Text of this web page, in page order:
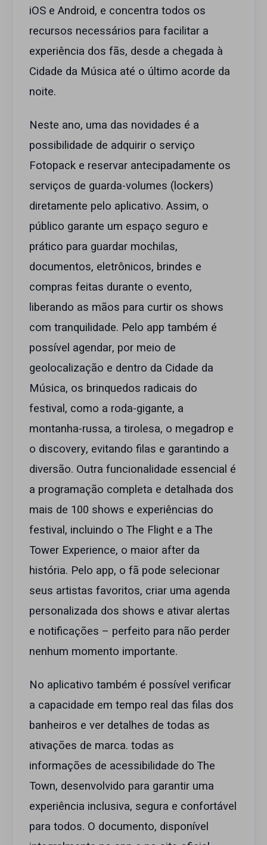
iOS e Android, e concentra todos os
recursos necessários para facilitar a
experiência dos fãs, desde a chegada à
Cidade da Música até o último acorde da
noite.
Neste ano, uma das novidades é a
possibilidade de adquirir o serviço
Fotopack e reservar antecipadamente os
serviços de guarda-volumes (lockers)
diretamente pelo aplicativo. Assim, o
público garante um espaço seguro e
prático para guardar mochilas,
documentos, eletrônicos, brindes e
compras feitas durante o evento,
liberando as mãos para curtir os shows
com tranquilidade. Pelo app também é
possível agendar, por meio de
geolocalização e dentro da Cidade da
Música, os brinquedos radicais do
festival, como a roda-gigante, a
montanha-russa, a tirolesa, o megadrop e
o discovery, evitando filas e garantindo a
diversão. Outra funcionalidade essencial é
a programação completa e detalhada dos
mais de 100 shows e experiências do
festival, incluindo o The Flight e a The
Tower Experience, o maior after da
história. Pelo app, o fã pode selecionar
seus artistas favoritos, criar uma agenda
personalizada dos shows e ativar alertas
e notificações – perfeito para não perder
nenhum momento importante.
No aplicativo também é possível verificar
a capacidade em tempo real das filas dos
banheiros e ver detalhes de todas as
ativações de marca. todas as
informações de acessibilidade do The
Town, desenvolvido para garantir uma
experiência inclusiva, segura e confortável
para todos. O documento, disponível